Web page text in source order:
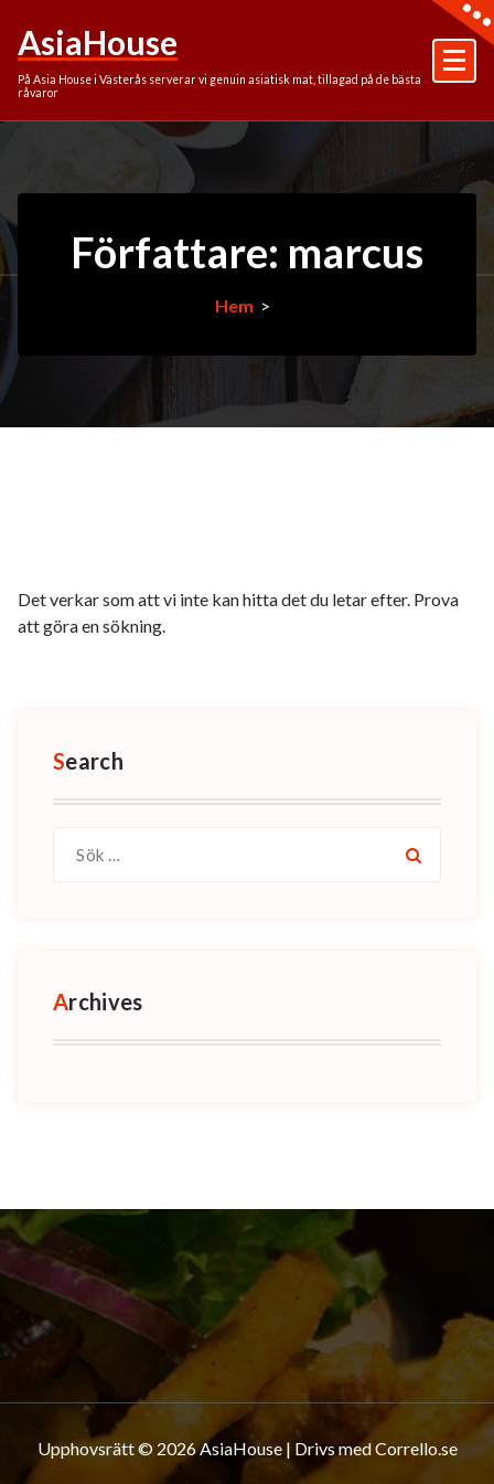
innehåll
AsiaHouse
På Asia House i Västerås serverar vi genuin asiatisk mat, tillagad på de bästa
råvaror
Författare: marcus
Hem >
Det verkar som att vi inte kan hitta det du letar efter. Prova
att göra en sökning.
Search
efter:
Archives
Upphovsrätt © 2026 AsiaHouse | Drivs med Corrello.se